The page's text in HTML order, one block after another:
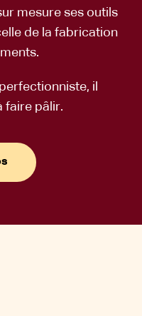
mesure ses outils
de la fabrication
il
faire pâlir.